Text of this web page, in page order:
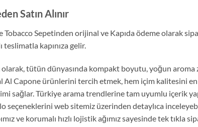
Satın Alınır
Tobacco Sepetinden orijinal ve Kapıda ödeme olarak
teslimatla kapınıza gelir.
olarak, tütün dünyasında kompakt boyutu, yoğun
Al Capone ürünlerini tercih etmek, hem içim kalitesini
sağlar. Türkiye arama trendlerine tam uyumlu içerik
seçeneklerini web sitemiz üzerinden detaylıca
ve korumalı hızlı lojistik ağımız sayesinde tek tıkla